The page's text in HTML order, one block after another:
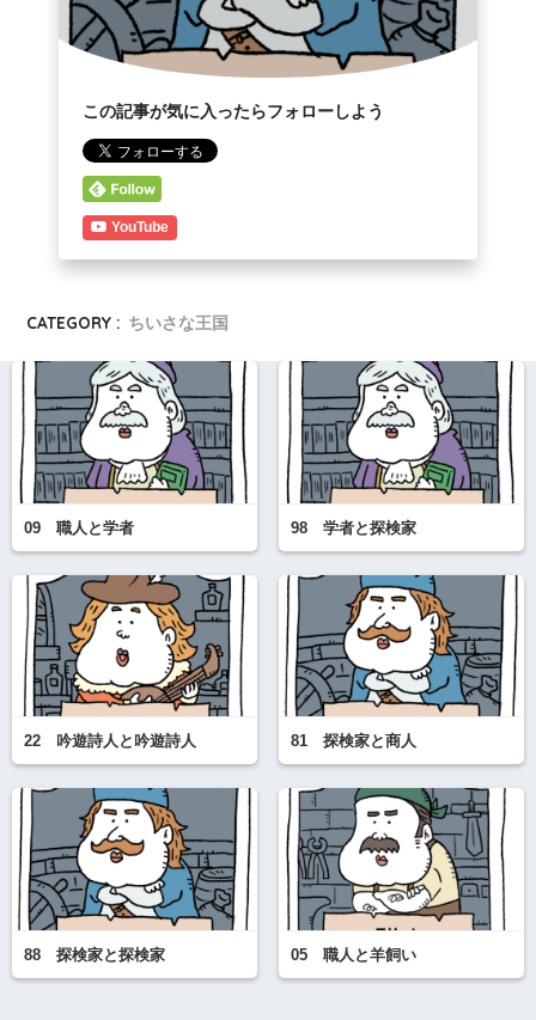
この記事が気に入ったらフォローしよう
YouTube
CATEGORY : ちいさな王国
09 職人と学者 98 学者と探検家
22 吟遊詩人と吟遊詩人 81 探検家と商人
88 探検家と探検家 05 職人と羊飼い